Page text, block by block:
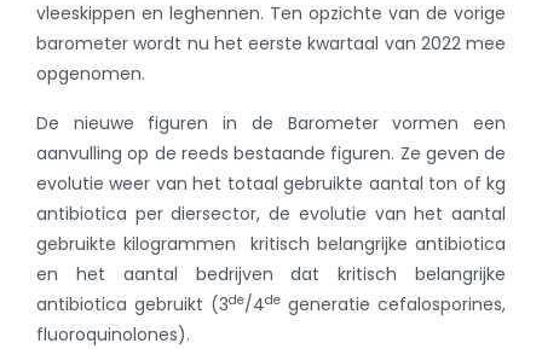
vleeskippen en leghennen. Ten opzichte van de vorige
barometer wordt nu het eerste kwartaal van 2022 mee
opgenomen.
De nieuwe figuren in de Barometer vormen een
aanvulling op de reeds bestaande figuren. Ze geven de
evolutie weer van het totaal gebruikte aantal ton of kg
antibiotica per diersector, de evolutie van het aantal
gebruikte kilogrammen kritisch belangrijke antibiotica
en het aantal bedrijven dat kritisch belangrijke
antibiotica gebruikt (3de/4de generatie cefalosporines,
fluoroquinolones).